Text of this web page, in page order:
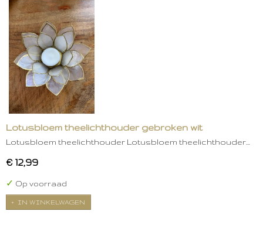
Lotusbloem theelichthouder gebroken wit
Lotusbloem theelichthouder Lotusbloem theelichthouder…
€ 12,99
✓ Op voorraad
IN WINKELWAGEN